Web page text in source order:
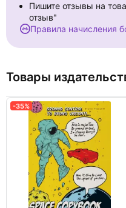
Пишите отзывы на
отзыв"
Правила начисления
Товары
-35%